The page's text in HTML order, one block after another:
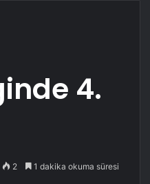
4.
2 1 dakika okuma süresi